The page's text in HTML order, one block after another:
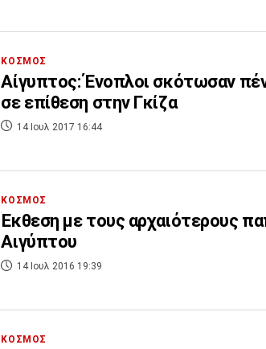
ΚΟΣΜΟΣ
Αίγυπτος: Ένοπλοι σκότωσαν
σε επίθεση στην Γκίζα
14 Ιουλ 2017 16:44
ΚΟΣΜΟΣ
Έκθεση με τους αρχαιότερους
Αιγύπτου
14 Ιουλ 2016 19:39
ΚΟΣΜΟΣ